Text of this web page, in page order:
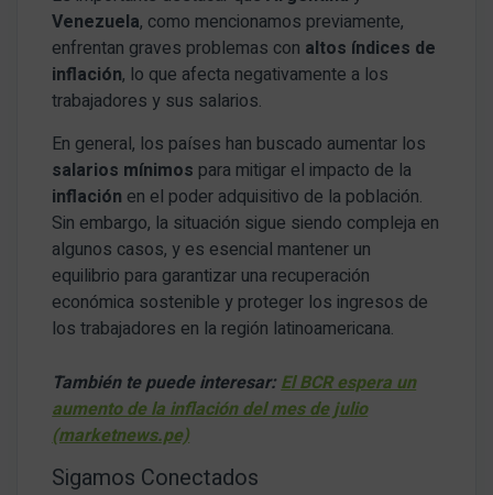
Venezuela, como mencionamos previamente,
enfrentan graves problemas con altos índices de
inflación, lo que afecta negativamente a los
trabajadores y sus salarios.
En general, los países han buscado aumentar los
salarios mínimos para mitigar el impacto de la
inflación en el poder adquisitivo de la población.
Sin embargo, la situación sigue siendo compleja en
algunos casos, y es esencial mantener un
equilibrio para garantizar una recuperación
económica sostenible y proteger los ingresos de
los trabajadores en la región latinoamericana.
También te puede interesar: El BCR espera un
aumento de la inflación del mes de julio
(marketnews.pe)
Sigamos Conectados